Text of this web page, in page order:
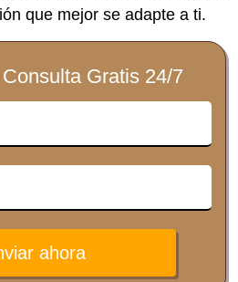
que mejor se adapte a ti.
Gratis 24/7
ahora